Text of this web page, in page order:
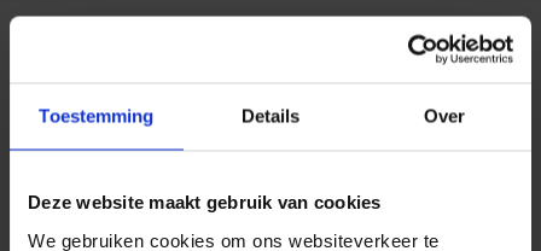
Toestemming Details Over
Deze website maakt gebruik van cookies
We gebruiken cookies om ons websiteverkeer te
Bereik uw klanten via
SMS!
SMS is een volwassen kanaal dat door de jaren
wordt ingezet.